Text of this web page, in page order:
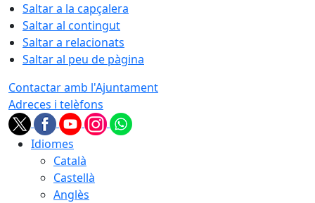
Saltar a la capçalera
Saltar al contingut
Saltar a relacionats
Saltar al peu de pàgina
Contactar amb l'Ajuntament
Adreces i telèfons
Idiomes
Català
Castellà
Anglès